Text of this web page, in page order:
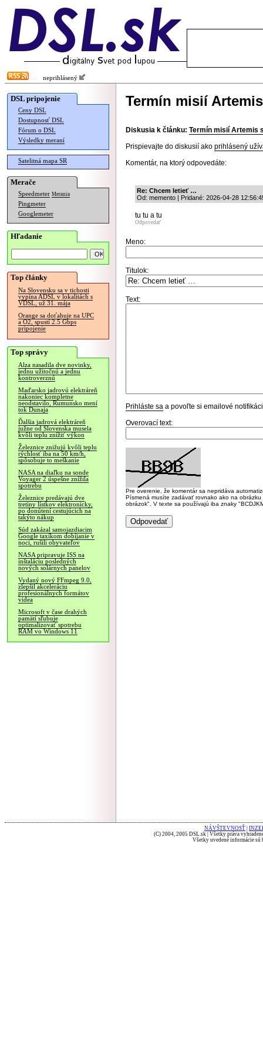
neprihlásený
DSL pripojenie
Ceny DSL
Dostupnosť DSL
Fórum o DSL
Výsledky meraní
Satelitná mapa SR
Merače
Speedmeter Merania
Pingmeter
Googlemeter
Hľadanie
Top články
Na Slovensku sa v tichosti
vypína ADSL v lokalitách s
VDSL, už 31. mája
Orange sa doťahuje na UPC
a O2, spustí 2.5 Gbps
pripojenie
Top správy
Alza nasadila dve novinky,
jednu užitočnú a jednu
kontroverznú
Maďarsko jadrovú elektráreň
nakoniec kompletne
neodstavilo, Rumunsko mení
tok Dunaja
Ďalšia jadrová elektráreň
južne od Slovenska musela
kvôli teplu znížiť výkon
Železnice znižujú kvôli teplu
rýchlosť iba na 50 km/h,
spôsobuje to meškanie
NASA na diaľku na sonde
Voyager 2 úspešne znížila
spotrebu
Železnice predávajú dve
tretiny lístkov elektronicky,
po donútení cestujúcich na
takýto nákup
Súd zakázal samojazdiacim
Google taxíkom dobíjanie v
noci, rušili obyvateľov
NASA pripravuje ISS na
inštaláciu posledných
nových solárnych panelov
Vydaný nový FFmpeg 9.0,
zlepšil akceleráciu
profesionálnych formátov
videa
Microsoft v čase drahých
pamätí sľubuje
optimalizovať spotrebu
RAM vo Windows 11
Termín misií
Diskusia k článku: Termín misií Artemis
Prispievajte do diskusií ako prihlásený
Komentár, na ktorý odpovedáte:
Re: Chcem letieť …
Od: memento | Pridané: 2026-04-28
tu tu a tu
Odpovedať
Meno:
Titulok:
Text:
Prihláste sa a povoľte si emailové
Overovací text:
Pre overenie, že komentár sa nepridáva
Písmená musíte zadávať rovnako ako na
obrázok". V texte sa používajú iba znaky
NÁVŠTEVNOSŤ
(C) 2004, 2005 DSL.sk | Všetky práva
Všetky uvedené informácie sú